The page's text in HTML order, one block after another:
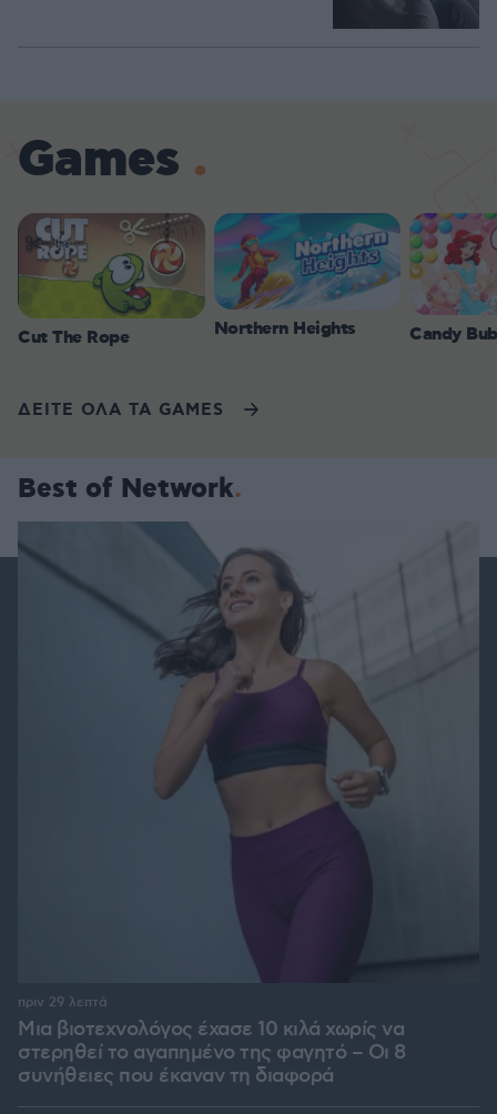
Games
Cut The Rope Northern Heights Candy
ΔΕΙΤΕ ΟΛΑ ΤΑ GAMES
Best of Network
Μια βιοτεχνολόγος έχασε 10 κιλά χωρίς να
στερηθεί το αγαπημένο της φαγητό – Οι 8
συνήθειες που έκαναν τη διαφορά
πριν 29 λεπτά